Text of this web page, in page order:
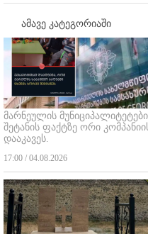
ამავე კატეგორიაში
მარნეულის
შეტანის ფაქტზე ორი
დააკავეს.
17:00 / 04.08.2026